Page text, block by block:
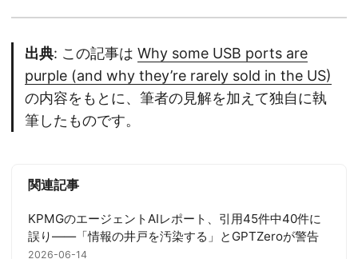
出典: この記事は Why some USB ports are
purple (and why they’re rarely sold in the US)
の内容をもとに、筆者の見解を加えて独自に執
筆したものです。
関連記事
KPMGのエージェントAIレポート、引用45件中40件に
誤り——「情報の井戸を汚染する」とGPTZeroが警告
2026-06-14